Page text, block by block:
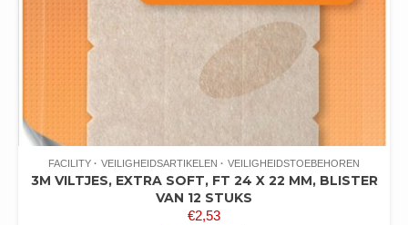
FACILITY VEILIGHEIDSARTIKELEN VEILIGHEIDSTOEBEHOREN
3M VILTJES, EXTRA SOFT, FT 24 X 22 MM, BLISTER
VAN 12 STUKS
€2,53